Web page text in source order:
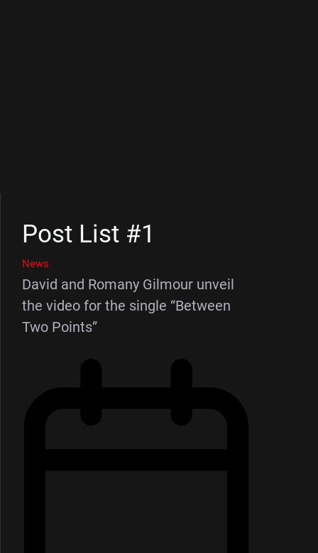
Post List #1
News
David and Romany Gilmour unveil
the video for the single “Between
Two Points”